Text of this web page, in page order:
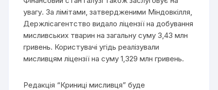
увагу. За лімітами, затвердженими Міндовкілля,
Держлісагентство видало ліцензії на добування
мисливських тварин на загальну суму 3,43 млн
гривень. Користувачі угідь реалізували
мисливцям ліцензії на суму 1,329 млн гривень.
Редакція “Криниці мисливця” буде